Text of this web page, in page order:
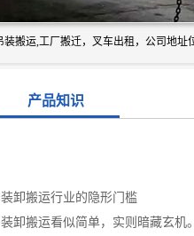
产品知识
装卸搬运行业的隐形门槛
装卸搬运看似简单，实则暗藏玄机。